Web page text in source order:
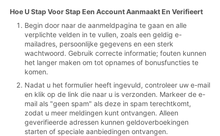
Hoe U Stap Voor Stap Een Account Aanmaakt En Verifieert
Begin door naar de aanmeldpagina te gaan en alle
verplichte velden in te vullen, zoals een geldig e-
mailadres, persoonlijke gegevens en een sterk
wachtwoord. Gebruik correcte informatie; fouten kunnen
het langer maken om tot opnames of bonusfuncties te
komen.
Nadat u het formulier heeft ingevuld, controleer uw e-mail
en klik op de link die naar u is verzonden. Markeer de e-
mail als "geen spam" als deze in spam terechtkomt,
zodat u meer meldingen kunt ontvangen. Alleen
geverifieerde adressen kunnen geldoverboekingen
starten of speciale aanbiedingen ontvangen.